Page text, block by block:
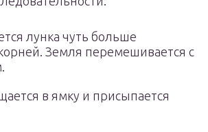
лунка чуть больше
Земля перемешивается с
в ямку и присыпается